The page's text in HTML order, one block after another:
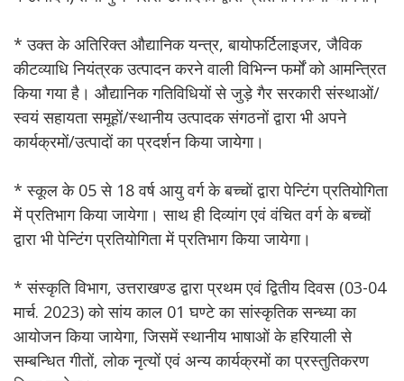
* उक्त के अतिरिक्त औद्यानिक यन्त्र, बायोफर्टिलाइजर, जैविक
कीटव्याधि नियंत्रक उत्पादन करने वाली विभिन्न फर्मों को आमन्त्रित
किया गया है। औद्यानिक गतिविधियों से जुड़े गैर सरकारी संस्थाओं/
स्वयं सहायता समूहों/स्थानीय उत्पादक संगठनों द्वारा भी अपने
कार्यक्रमों/उत्पादों का प्रदर्शन किया जायेगा।
* स्कूल के 05 से 18 वर्ष आयु वर्ग के बच्चों द्वारा पेन्टिंग प्रतियोगिता
में प्रतिभाग किया जायेगा। साथ ही दिव्यांग एवं वंचित वर्ग के बच्चों
द्वारा भी पेन्टिंग प्रतियोगिता में प्रतिभाग किया जायेगा।
* संस्कृति विभाग, उत्तराखण्ड द्वारा प्रथम एवं द्वितीय दिवस (03-04
मार्च. 2023) को सांय काल 01 घण्टे का सांस्कृतिक सन्ध्या का
आयोजन किया जायेगा, जिसमें स्थानीय भाषाओं के हरियाली से
सम्बन्धित गीतों, लोक नृत्यों एवं अन्य कार्यक्रमों का प्रस्तुतिकरण